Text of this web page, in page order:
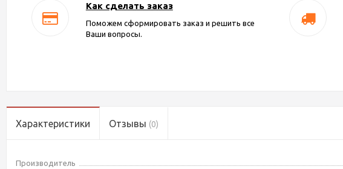
Как сделать заказ
Поможем сформировать заказ и решить все
Ваши вопросы.
Характеристики Отзывы (0)
Производитель